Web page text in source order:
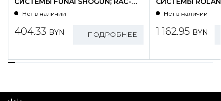
SG25HP.D01/S
Нет в наличии
404.33 BYN ПОДРОБНЕЕ
WZ09HSS/N1-
Нет в наличии
1 162.95 BYN